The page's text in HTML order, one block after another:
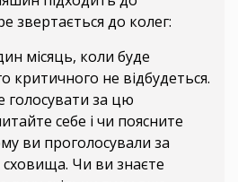
звертається до колег:
місяць, коли буде
критичного не відбудеться.
голосувати за цю
себе і чи поясните
ви проголосували за
Чи ви знаєте